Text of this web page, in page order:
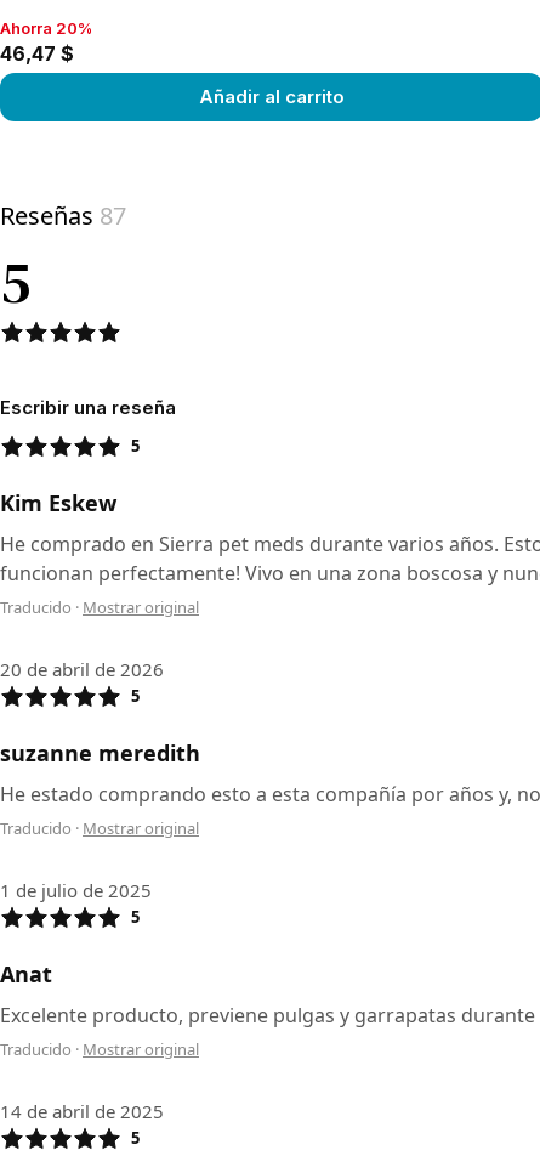
Ahorra 20%, 46,47 $
Ahorra 20%
46,47 $
Añadir al carrito
Reseñas 87
5
Escribir una reseña
5
Kim Eskew
He comprado en Sierra pet meds durante varios años.
funcionan perfectamente! Vivo en una zona boscosa y
Traducido · Mostrar original
20 de abril de 2026
5
suzanne meredith
He estado comprando esto a esta compañía por años y,
Traducido · Mostrar original
1 de julio de 2025
5
Anat
Excelente producto, previene pulgas y garrapatas durante
Traducido · Mostrar original
14 de abril de 2025
5